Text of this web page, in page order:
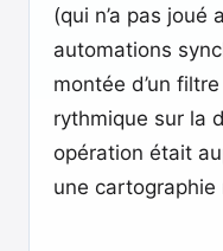
(qui n’a pas joué
automations
montée d’un
rythmique sur la
opération était
une cartographie